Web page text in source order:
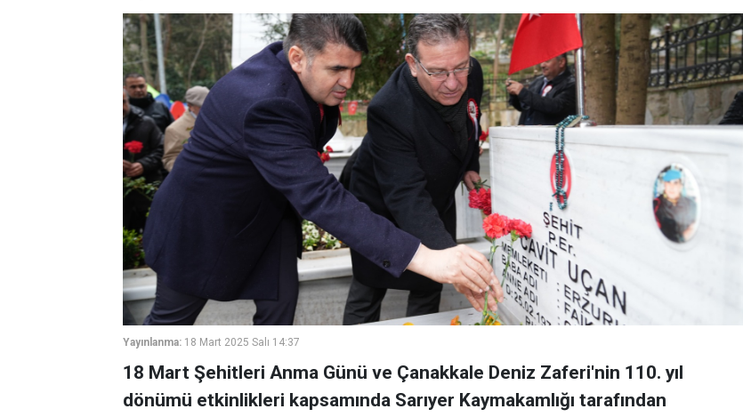
Yayınlanma: 18 Mart 2025 Salı 14:37
18 Mart Şehitleri Anma Günü ve Çanakkale Deniz Zaferi'nin 110. yıl
dönümü etkinlikleri kapsamında Sarıyer Kaymakamlığı tarafından